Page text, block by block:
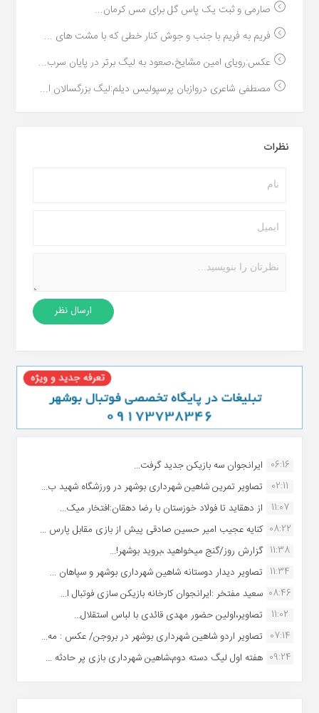
صارمی و ثبت یک پاس گل برای مس کرمان...
فریم به فریم با جنب و جوش کنار خطی که با مشت های ...
عکس:رویای امین مشایخ،صعود به لیگ برتر در پایان سرب...
مصطفی شاعری دروازبان پرسپولیس دیلم:لیگ بزرگسالان ا...
نظرات
06:16 ایرانجوان سه بازیکن جدید گرفت...
02:11
تصاویر تمرین شاهین شهردارى بوشهر در ورزشگاه شهید ب...
11:07
از دهقاید تا فولاد خوزستان با رضا دهقان:افتخار میک...
08:22 کنایه عجیب امیر حسین صادقی پیش از بازی مقابل پارس ...
11:38 گزارش روز/گنج میخواهید ،بروید بوشهر!...
11:34 تصاویر دیدار دوستانه شاهین شهردارى بوشهر و سپاهان ...
08:46 سعید مفتخر :ایرانجوان کارخانه بازیکن سازی فوتبال ا...
11:02
تصاویر،اولین حضور مهدی قائدی با لباس استقلال...
07:14 تصاویر اردو شاهین شهرداری بوشهر در بروجن/ عکس : مه...
09:24 هفته اول لیگ دسته دوم،شاهین شهرداری بازی پر حادثه ...